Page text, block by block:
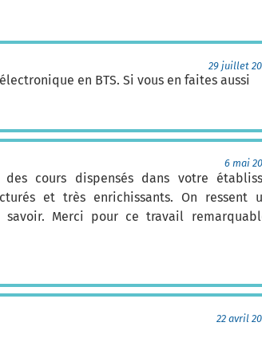
29 juillet
en BTS. Si vous en faites aussi
6 mai
cours dispensés dans votre
et très enrichissants. On ressent
savoir. Merci pour ce travail
22 avril